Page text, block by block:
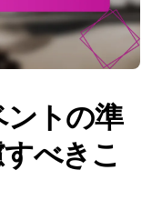
トの準
べきこ